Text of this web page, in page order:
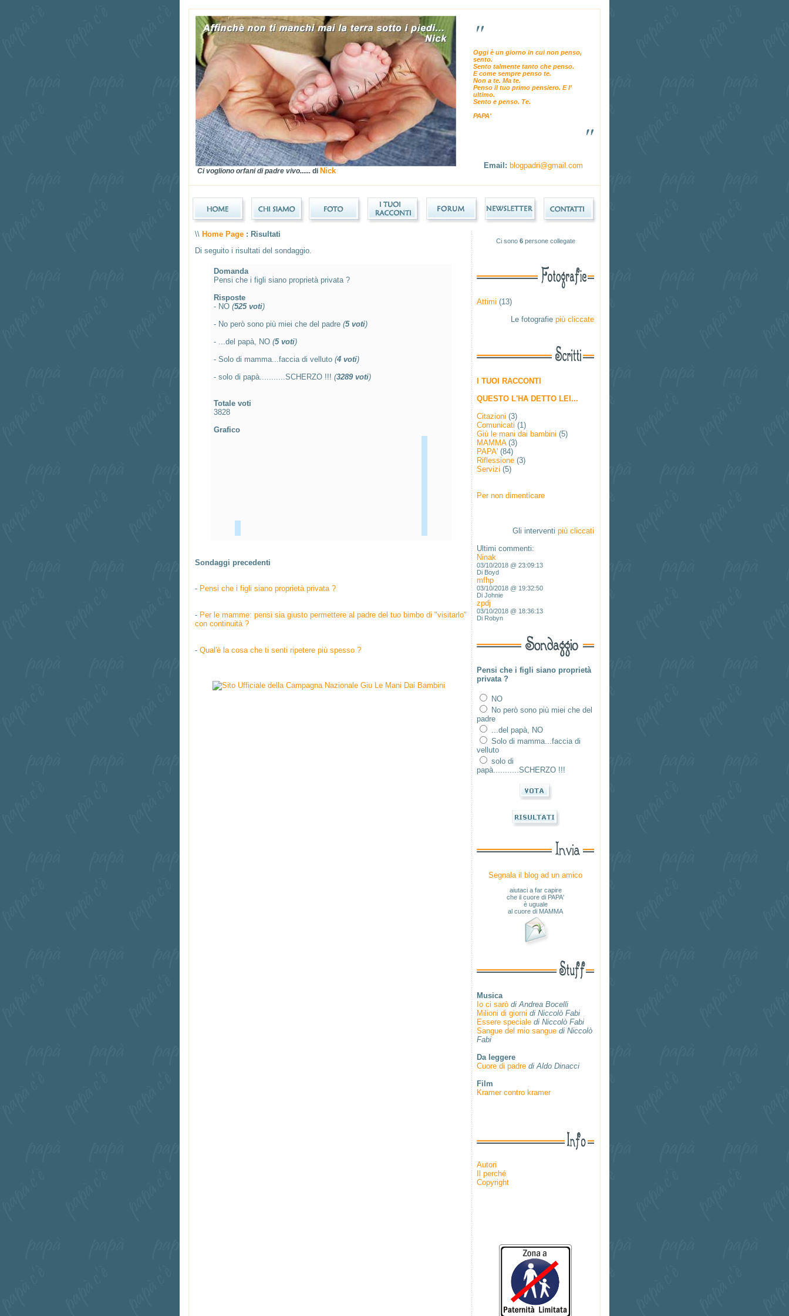
Ci vogliono orfani di padre vivo...... di Nick
"
Oggi è un giorno in cui non penso,
sento.
Sento talmente tanto che penso.
E come sempre penso te.
Non a te. Ma te.
Penso il tuo primo pensiero. E l’
ultimo.
Sento e penso. Te.
PAPA'
"
Email: blogpadri@gmail.com
\\ Home Page : Risultati
Di seguito i risultati del sondaggio.
Domanda
Pensi che i figli siano proprietà privata ?
Risposte
- NO (525 voti)
- No però sono più miei che del padre (5 voti)
- ...del papà, NO (5 voti)
- Solo di mamma...faccia di velluto (4 voti)
- solo di papà...........SCHERZO !!! (3289 voti)
Totale voti
3828
Grafico
Sondaggi precedenti
- Pensi che i figli siano proprietà privata ?
- Per le mamme: pensi sia giusto permettere al padre del tuo bimbo di "visitarlo"
con continuità ?
- Qual'è la cosa che ti senti ripetere più spesso ?
Ci sono6 persone collegate
Attimi (13)
Le fotografie più cliccate
I TUOI RACCONTI
QUESTO L'HA DETTO LEI...
Citazioni (3)
Comunicati (1)
Giù le mani dai bambini (5)
MAMMA(3)
PAPA' (84)
Riflessione (3)
Servizi (5)
Per non dimenticare
Gli interventi più cliccati
Ultimi commenti:
Ninak
03/10/2018 @ 23:09:13
Di Boyd
mfhp
03/10/2018 @ 19:32:50
Di Johnie
zpdj
03/10/2018 @ 18:36:13
Di Robyn
Pensi che i figli siano proprietà
privata ?
NO
No però sono più miei che del
padre
...del papà, NO
Solo di mamma...faccia di
velluto
solo di
papà...........SCHERZO !!!
Segnala il blog ad un amico
aiutaci a far capire
che il cuore di PAPA'
è uguale
al cuore di MAMMA
Musica
Io ci sarò di Andrea Bocelli
Milioni di giorni di Niccolò Fabi
Essere speciale di Niccolò Fabi
Sangue del mio sangue di Niccolò
Fabi
Da leggere
Cuore di padre di Aldo Dinacci
Film
Kramer contro kramer
Autori
Il perché
Copyright